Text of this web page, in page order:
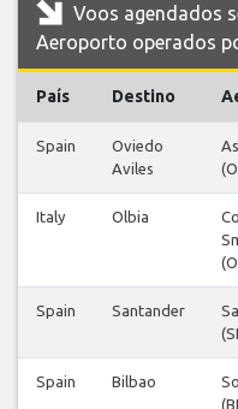
Voos agendados
Aeroporto operados
País Destino
Spain
Oviedo
Aviles
Italy Olbia
Spain Santander
Spain Bilbao